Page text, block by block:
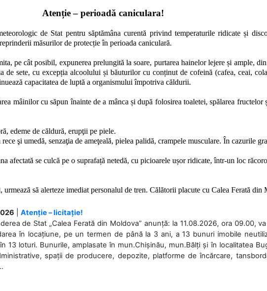
Atenție – perioadă caniculara!
de Stat pentru săptămâna curentă privind temperaturile ridicate și
măsurilor de protecție în perioada caniculară.
pe cât posibil, expunerea prelungită la soare, purtarea hainelor lejere și ample,
de sete, cu excepția alcoolului și băuturilor cu conținut de cofeină (cafea, ceai,
capacitatea de luptă a organismului împotriva căldurii.
mâinilor cu săpun înainte de a mânca și după folosirea toaletei, spălarea fructelor
edeme de căldură, erupţii pe piele.
şi umedă, senzaţia de ameţeală, pielea palidă, crampele musculare. În cazurile
afectată se culcă pe o suprafață netedă, cu picioarele ușor ridicate, într-un loc
să alerteze imediat personalul de tren. Călătorii placute cu Calea Ferată din
Atenție – licitație!
de Stat „Calea Ferată din Moldova” anunță: la 11.08.2026, ora 09.00,
în locațiune, pe un termen de până la 3 ani, a 13 bunuri imobile
13 loturi. Bunurile, amplasate în mun.Chișinău, mun.Bălți și în localitatea
spații de producere, depozite, platforme de încărcare,